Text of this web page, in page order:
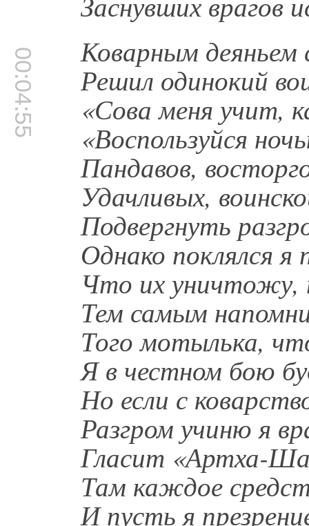
00:04:55 Коварным деяньем
Решил одинокий
«Сова меня учит,
«Воспользуйся
Пандавов,
Удачливых,
Подвергнуть
Однако поклялся я
Что их уничтожу,
Тем самым
Того мотылька,
Я в честном бою
Но если с
Разгром учиню я
Гласит «Артха-
Там каждое
И пусть я